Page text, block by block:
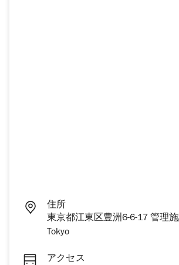
住所
東京都江東区豊洲6-6-17 管理
Tokyo
アクセス